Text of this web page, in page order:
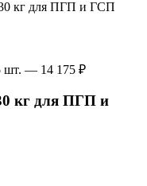
шт. — 14 175 ₽
кг для ПГП и